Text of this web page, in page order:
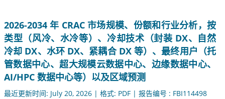
2026-2034 年 CRAC 市场规模、份额和行业分析，按
类型（风冷、水冷等）、冷却技术（封装 DX、自然
冷却 DX、水环 DX、紧耦合 DX 等）、最终用户（托
管数据中心、超大规模云数据中心、边缘数据中心、
AI/HPC 数据中心等）以及区域预测
最近更新时间: July 20, 2026 | 格式: PDF | 报告编号 : FBI114498